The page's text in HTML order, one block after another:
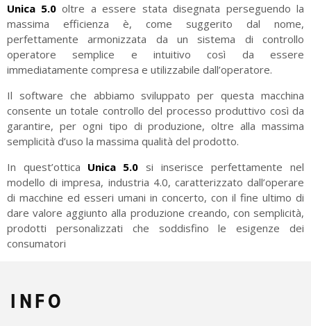
Unica 5.0 oltre a essere stata disegnata perseguendo la
massima efficienza è, come suggerito dal nome,
perfettamente armonizzata da un sistema di controllo
operatore semplice e intuitivo così da essere
immediatamente compresa e utilizzabile dall’operatore.
Il software che abbiamo sviluppato per questa macchina
consente un totale controllo del processo produttivo così da
garantire, per ogni tipo di produzione, oltre alla massima
semplicità d’uso la massima qualità del prodotto.
In quest’ottica Unica 5.0 si inserisce perfettamente nel
modello di impresa, industria 4.0, caratterizzato dall’operare
di macchine ed esseri umani in concerto, con il fine ultimo di
dare valore aggiunto alla produzione creando, con semplicità,
prodotti personalizzati che soddisfino le esigenze dei
consumatori
INFO